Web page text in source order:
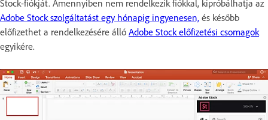
Stock-fiókját. Amennyiben nem rendelkezik fiókkal, kipróbálhatja az
Adobe Stock szolgáltatást egy hónapig ingyenesen, és később
előfizethet a rendelkezésére álló Adobe Stock előfizetési csomagok
egyikére.